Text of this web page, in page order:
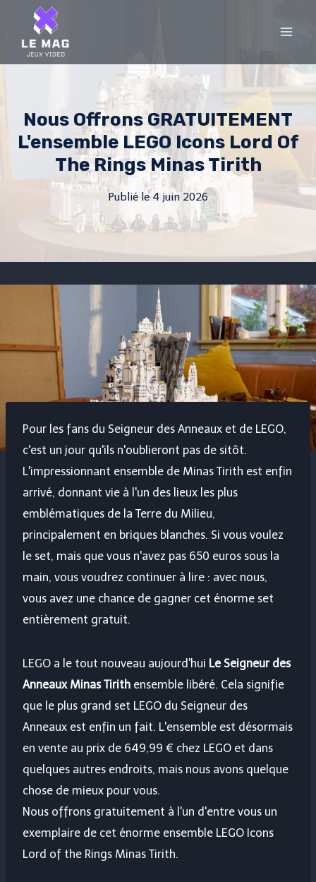
content
Nous Offrons GRATUITEMENT
L'ensemble LEGO Icons Lord Of
The Rings Minas Tirith
Publié le4 juin 2026
Pour les fans du Seigneur des Anneaux et de LEGO,
c'est un jour qu'ils n'oublieront pas de sitôt.
L'impressionnant ensemble de Minas Tirith est enfin
arrivé, donnant vie à l'un des lieux les plus
emblématiques de la Terre du Milieu,
principalement en briques blanches. Si vous voulez
le set, mais que vous n'avez pas 650 euros sous la
main, vous voudrez continuer à lire : avec nous,
vous avez une chance de gagner cet énorme set
entièrement gratuit.
LEGO a le tout nouveau aujourd'hui Le Seigneur des
Anneaux Minas Tirith ensemble libéré. Cela signifie
que le plus grand set LEGO du Seigneur des
Anneaux est enfin un fait. L'ensemble est désormais
en vente au prix de 649,99 € chez LEGO et dans
quelques autres endroits, mais nous avons quelque
chose de mieux pour vous.
Nous offrons gratuitement à l'un d'entre vous un
exemplaire de cet énorme ensemble LEGO Icons
Lord of the Rings Minas Tirith.